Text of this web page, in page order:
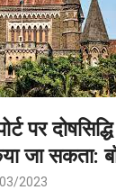
पर
जा सकता:
2023